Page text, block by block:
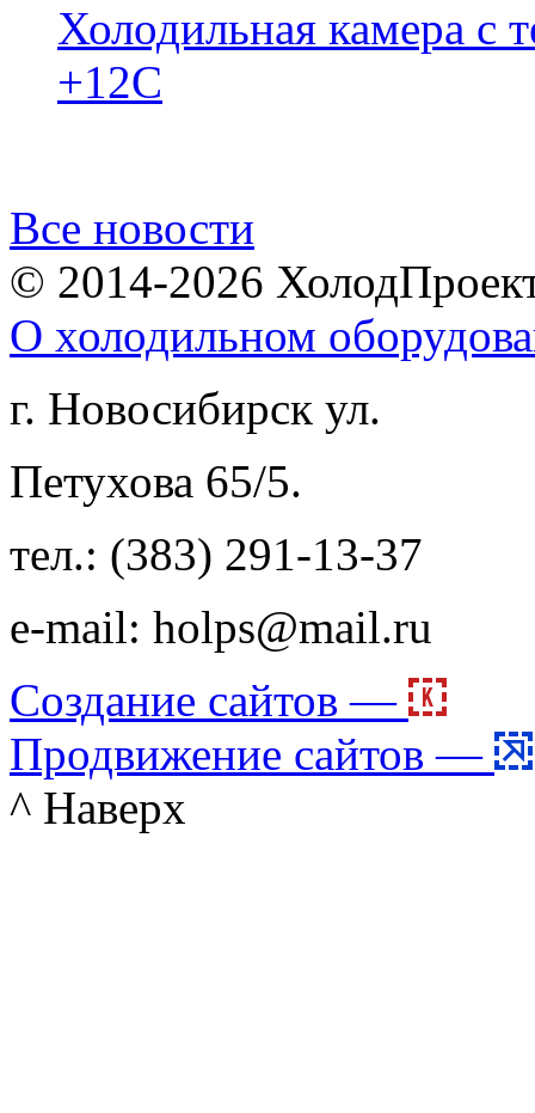
Холодильная камера
+12С
Все новости
© 2014-2026
О холодильном
г. Новосибирск ул.
Петухова 65/5.
тел.: (383) 291-13-37
e-mail: holps@mail.ru
Создание сайтов —
Продвижение сайтов —
^ Наверх